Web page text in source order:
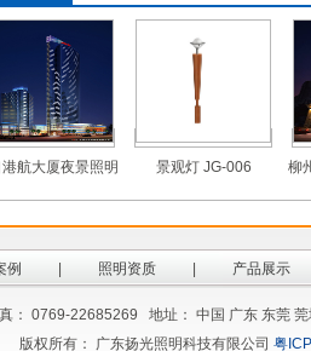
航大厦夜景照明
工程
景观灯 JG-006 柳
例 照明资质 产品展示
0769-22685269 地址： 中国 广东 东莞 莞
版权所有： 广东扬光照明科技有限公司 粤